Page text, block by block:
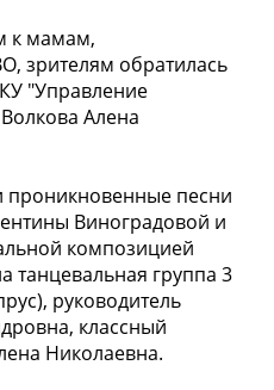
к мамам,
зрителям обратилась
"Управление
Алена
проникновенные песни
Виноградовой и
композицией
танцевальная группа 3
руководитель
классный
Николаевна.